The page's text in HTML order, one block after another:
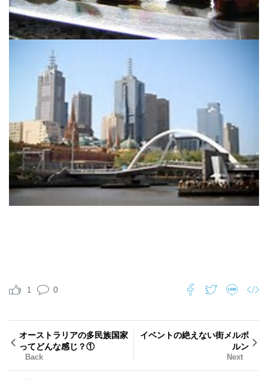
1 0
オーストラリアの多民族国家
ってどんな感じ？①
Back
イベントの絶えない街メルボ
ルン
Next